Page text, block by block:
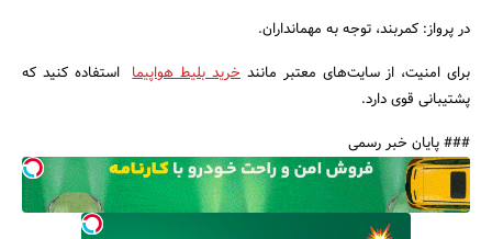
در پرواز: کمربند، توجه به مهمانداران.
برای امنیت، از سایت‌های معتبر مانند خرید بلیط هواپیمااستفاده کنید که
پشتیبانی قوی دارد.
### پایان خبر رسمی